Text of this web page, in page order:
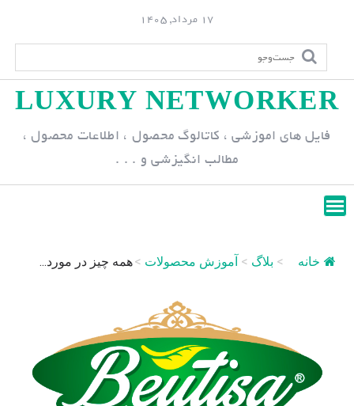
p
n
17 مرداد, 1405
LUXURY NETWORKER
فایل های اموزشی ، کاتالوگ محصول ، اطلاعات محصول ،
مطالب انگیزشی و . . .
خانه > بلاگ > آموزش محصولات >همه چیز در مورد...